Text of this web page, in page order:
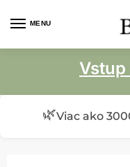
MENU
Vstup
🌿Viac ako